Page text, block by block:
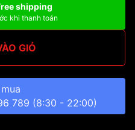
shipping
khi thanh toán
GIỎ
789 (8:30 - 22:00)